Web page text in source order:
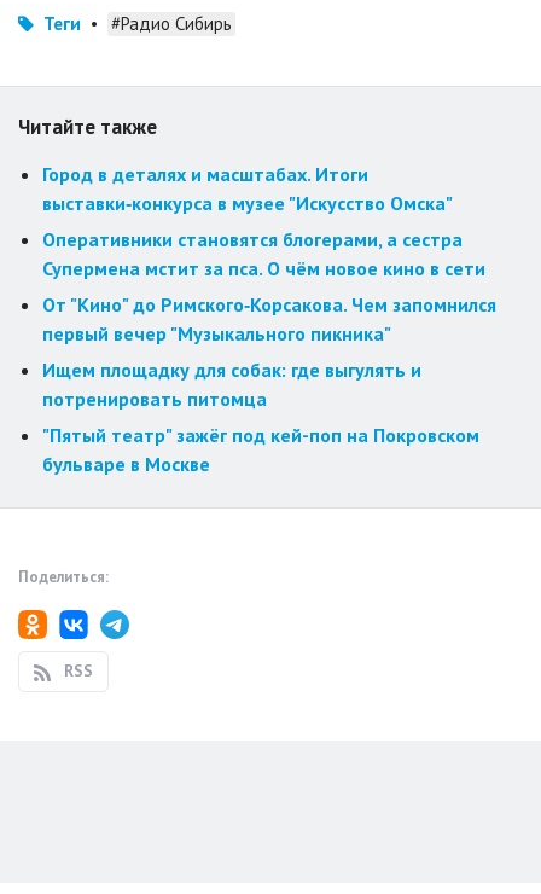
Теги • #Радио Сибирь
Читайте также
Город в деталях и масштабах. Итоги
выставки‑конкурса в музее "Искусство Омска"
Оперативники становятся блогерами, а сестра
Супермена мстит за пса. О чём новое кино в сети
От "Кино" до Римского‑Корсакова. Чем запомнился
первый вечер "Музыкального пикника"
Ищем площадку для собак: где выгулять и
потренировать питомца
"Пятый театр" зажёг под кей-поп на Покровском
бульваре в Москве
Поделиться:
RSS